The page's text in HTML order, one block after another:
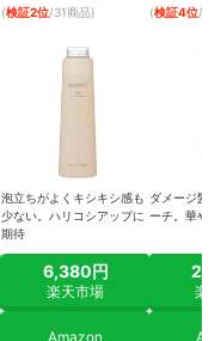
(検証2位/31商品)
泡立ちがよくキシキシ感も
少ない。ハリコシアップに
期待
6,380円
楽天市場
Amazon
(検証4位/31
ダメージ髪
ーチ。華や
楽